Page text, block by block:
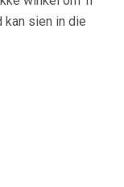
kan sien in die